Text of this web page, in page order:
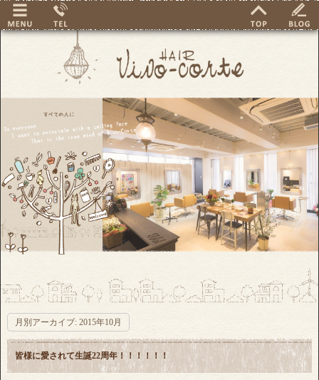
月別アーカイブ: 2015年10月
皆様に愛されて生誕22周年！！！！！！